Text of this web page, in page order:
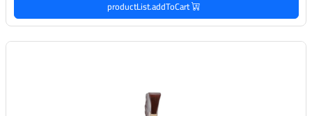
productList.addToCart